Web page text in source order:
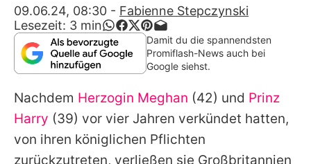
App runterladen
Team
Redaktionelle Richtlinien
Impressum
Datenschutzerklärung
Nutzungsbedingungen
09.06.24, 08:30 - Fabienne Stepczynski
Lesezeit: 3 min
Damit du die spannendsten
Promiflash-News auch bei
Google siehst.
Nachdem Herzogin Meghan (42) und Prinz
Harry (39) vor vier Jahren verkündet hatten,
von ihren königlichen Pflichten
zurückzutreten, verließen sie Großbritannien